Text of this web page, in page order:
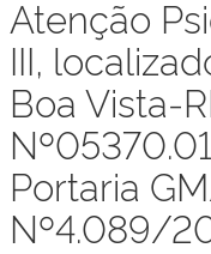
Atenção
III,
Boa Vista-
Portaria
Nº4.089/